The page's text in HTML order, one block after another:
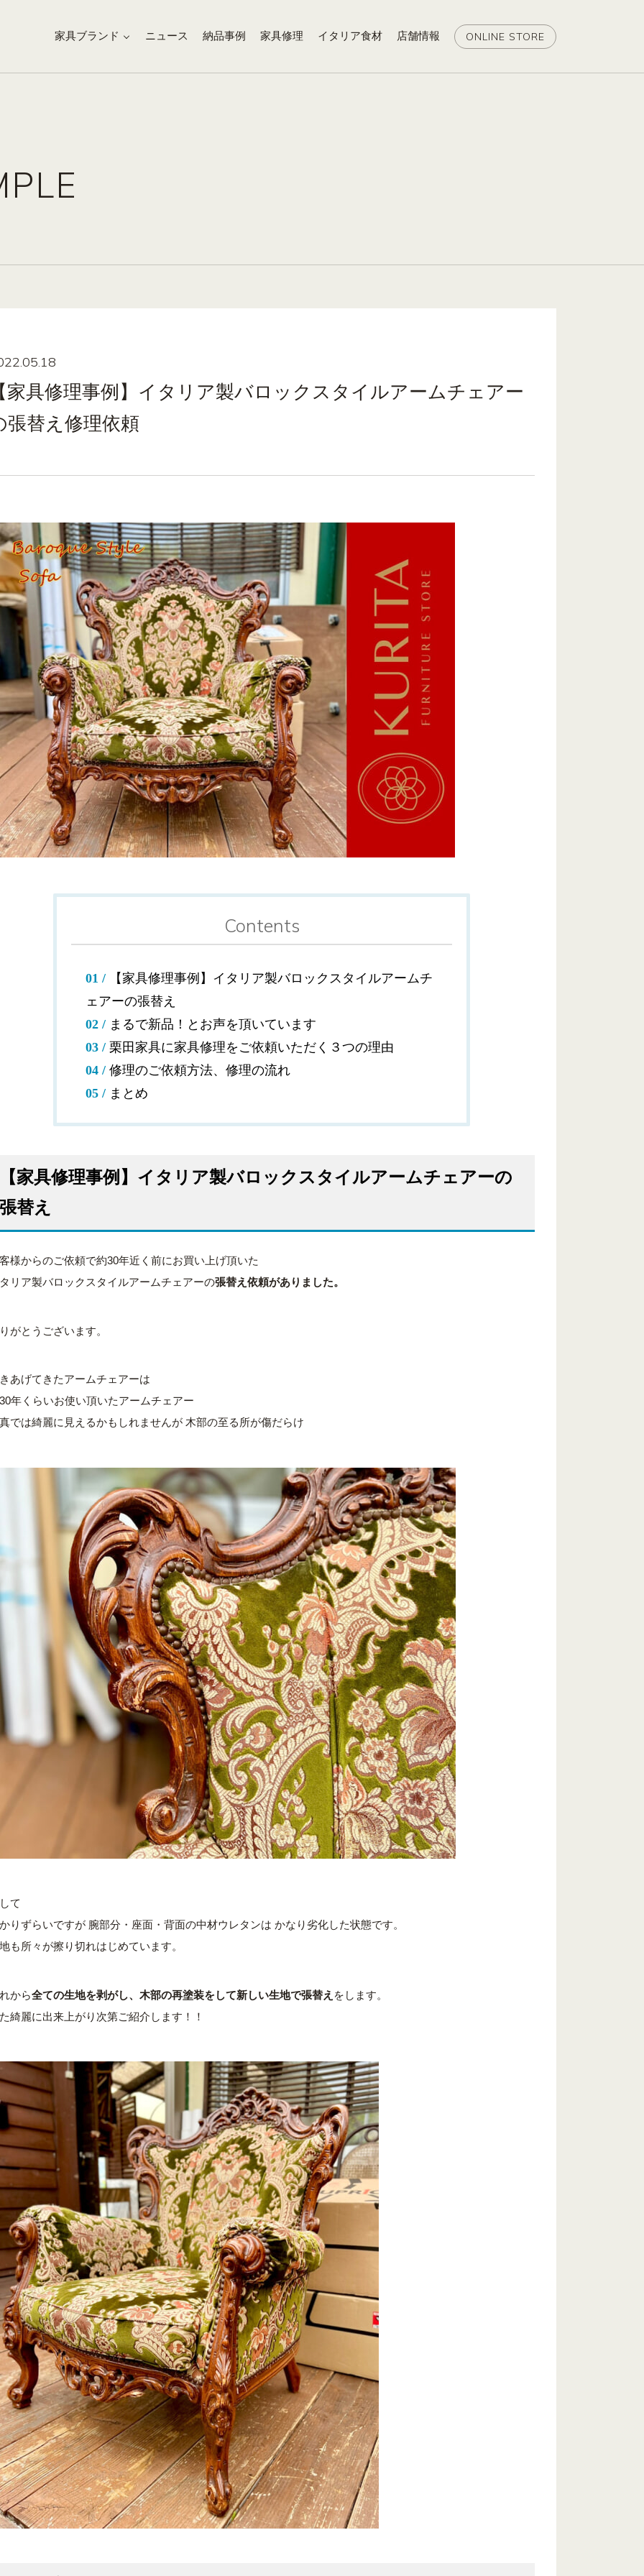
家具ブランド ニュース 納品事例 家具修理 イタリア食材 店舗情報 ONLINE STORE
家具修理事例】イタリア製バロックスタイルアームチェアー
張替え修理依頼
Contents
【家具修理事例】イタリア製バロックスタイルアームチ
ェアーの張替え
まるで新品！とお声を頂いています
栗田家具に家具修理をご依頼いただく３つの理由
修理のご依頼方法、修理の流れ
まとめ
【家具修理事例】イタリア製バロックスタイルアームチェアーの
張替え
様からのご依頼で約30年近く前にお買い上げ頂いた
リア製バロックスタイルアームチェアーの張替え依頼がありました。
がとうございます。
あげてきたアームチェアーは
年くらいお使い頂いたアームチェアー
では綺麗に見えるかもしれませんが 木部の至る所が傷だらけ
て
りずらいですが 腕部分・座面・背面の中材ウレタンは かなり劣化した状態です。
も所々が擦り切れはじめています。
から全ての生地を剥がし、 木部の再塗装をして新しい生地で張替え をします。
綺麗に出来上がり次第ご紹介します！！